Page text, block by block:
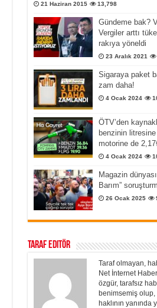
21 Haziran 2015 13,798
Gündeme bak?
Vergiler arttı
rakıya yöneldi
23 Aralık 2021
Sigaraya paket
zam daha!
4 Ocak 2024
ÖTV’den
benzinin
motorine de
4 Ocak 2024
Magazin
Barım”
26 Ocak 2025
Taraf Editör
Taraf olmayan,
Net İnternet
özgür, tarafsız
benimsemiş olup,
haklının yanında